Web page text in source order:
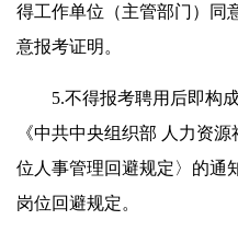
得工作单位（主管部门）同
意报考证明。
5.不得报考聘用后即构成
《中共中央组织部 人力资
位人事管理回避规定〉的通
岗位回避规定。